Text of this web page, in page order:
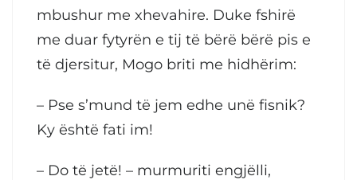
mbushur me xhevahire. Duke fshirë
me duar fytyrën e tij të bërë bërë pis e
të djersitur, Mogo briti me hidhërim:
– Pse s’mund të jem edhe unë fisnik?
Ky është fati im!
– Do të jetë! – murmuriti engjëlli,